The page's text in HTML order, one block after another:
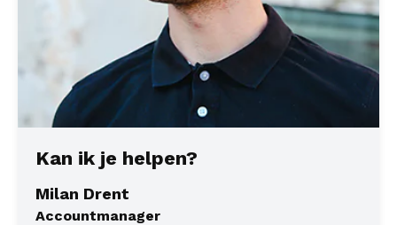
Kan ik je helpen?
Milan Drent
Accountmanager